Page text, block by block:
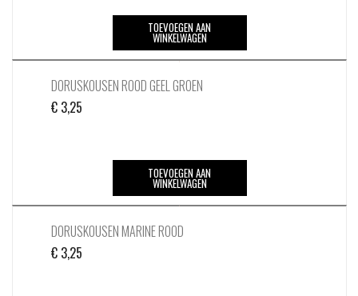
TOEVOEGEN AAN
WINKELWAGEN
DORUSKOUSEN ROOD GEEL GROEN
€ 3,25
TOEVOEGEN AAN
WINKELWAGEN
DORUSKOUSEN MARINE ROOD
€ 3,25